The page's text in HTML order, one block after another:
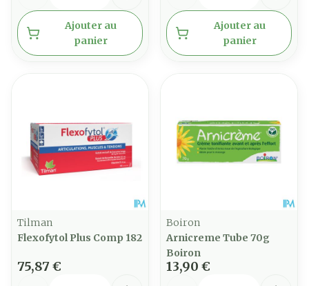
Ajouter au
panier
Ajouter au
panier
Tilman
Flexofytol Plus Comp 182
75,87 €
Boiron
Arnicreme Tube 70g
Boiron
13,90 €